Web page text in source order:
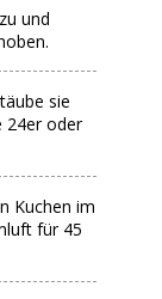
und
sie
24er oder
Kuchen im
für 45